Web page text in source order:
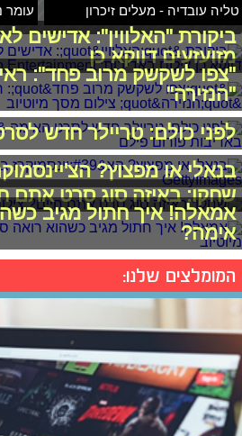
טליה עובדיה - מעלים זיכרון עומר
ביקורת "האלווין": אדישים
מזועזעים דווקא כן
"צפו לשקשק מרוב פחד":
"הנזירה"
לפני כולם: טריילר חדש
בנאלי או מפצוץ?
שחקו: באיזה סוג סרט אתם
אמאלה! איך חתול מגיב
אימה?
המומלצים שלנו: